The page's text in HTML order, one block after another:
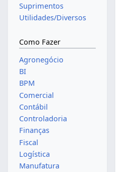
Suprimentos
Utilidades/Diversos
Como Fazer
Agronegócio
BI
BPM
Comercial
Contábil
Controladoria
Finanças
Fiscal
Logística
Manufatura